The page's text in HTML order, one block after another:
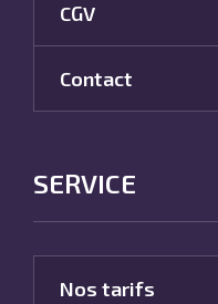
CGV
Contact
SERVICE
Nos tarifs